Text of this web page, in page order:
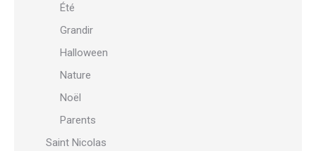
Été
Grandir
Halloween
Nature
Noël
Parents
Saint Nicolas